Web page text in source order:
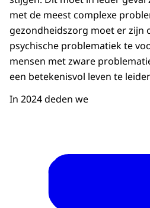
met de meest complexe
gezondheidszorg moet er zijn
psychische problematiek te
mensen met zware
een betekenisvol leven te
In 2024 deden we